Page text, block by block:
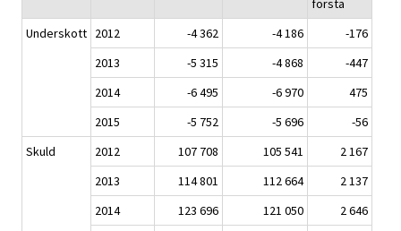
första
Underskott 2012 -4 362 -4 186
-176
2013
-5 315 -4 868
-447
2014
-6 495 -6 970
475
2015
-5 752 -5 696
-56
Skuld
2012 107 708 105 541
2 167
2013
114 801 112 664
2 137
2014
123 696 121 050
2 646